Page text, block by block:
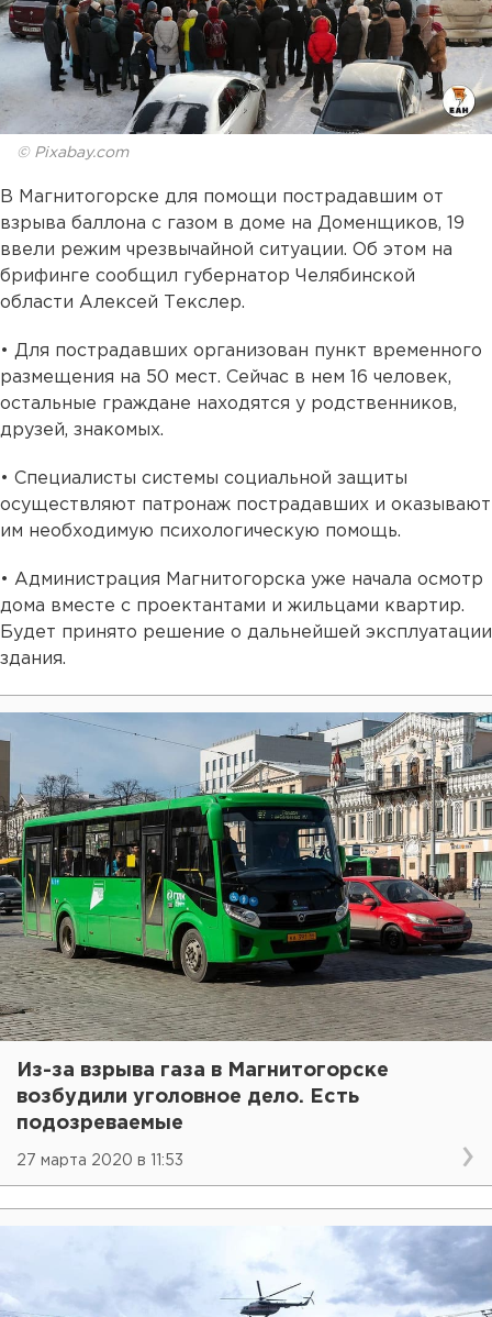
© Pixabay.com
В Магнитогорске для помощи пострадавшим от
взрыва баллона с газом в доме на Доменщиков, 19
ввели режим чрезвычайной ситуации. Об этом на
брифинге сообщил губернатор Челябинской
области Алексей Текслер.
• Для пострадавших организован пункт временного
размещения на 50 мест. Сейчас в нем 16 человек,
остальные граждане находятся у родственников,
друзей, знакомых.
• Специалисты системы социальной защиты
осуществляют патронаж пострадавших и оказывают
им необходимую психологическую помощь.
• Администрация Магнитогорска уже начала осмотр
дома вместе с проектантами и жильцами квартир.
Будет принято решение о дальнейшей эксплуатации
здания.
Из-за взрыва газа в Магнитогорске
возбудили уголовное дело. Есть
подозреваемые
27 марта 2020 в 11:53